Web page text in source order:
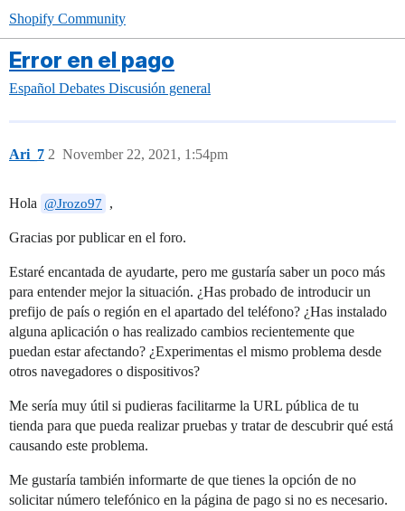
Shopify Community
Error en el pago
Español Debates Discusión general
Ari_7 November 22, 2021, 1:54pm
2
Hola @Jrozo97 ,
Gracias por publicar en el foro.
Estaré encantada de ayudarte, pero me gustaría saber un poco más
para entender mejor la situación. ¿Has probado de introducir un
prefijo de país o región en el apartado del teléfono? ¿Has instalado
alguna aplicación o has realizado cambios recientemente que
puedan estar afectando? ¿Experimentas el mismo problema desde
otros navegadores o dispositivos?
Me sería muy útil si pudieras facilitarme la URL pública de tu
tienda para que pueda realizar pruebas y tratar de descubrir qué está
causando este problema.
Me gustaría también informarte de que tienes la opción de no
solicitar número telefónico en la página de pago si no es necesario.